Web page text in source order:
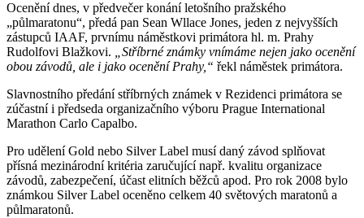
Ocenění dnes, v předvečer konání letošního pražského
„půlmaratonu“, předá pan Sean Wllace Jones, jeden z nejvyšších
zástupců IAAF, prvnímu náměstkovi primátora hl. m. Prahy
Rudolfovi Blažkovi. „Stříbrné známky vnímáme nejen jako ocenění
obou závodů, ale i jako ocenění Prahy,“ řekl náměstek primátora.
Slavnostního předání stříbrných známek v Rezidenci primátora se
zúčastní i předseda organizačního výboru Prague International
Marathon Carlo Capalbo.
Pro udělení Gold nebo Silver Label musí daný závod splňovat
přísná mezinárodní kritéria zaručující např. kvalitu organizace
závodů, zabezpečení, účast elitních běžců apod. Pro rok 2008 bylo
známkou Silver Label oceněno celkem 40 světových maratonů a
půlmaratonů.